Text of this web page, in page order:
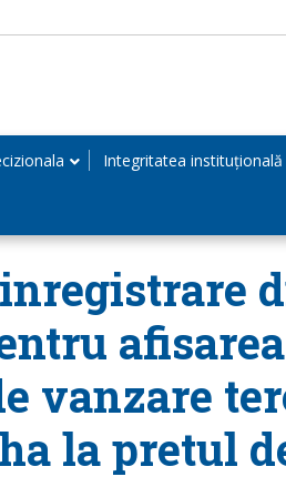
Integritatea instituțională
vanzare
la pretul